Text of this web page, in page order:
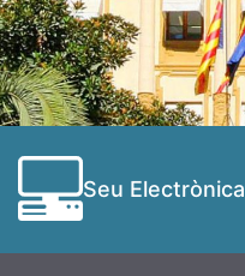
Seu Electrònica